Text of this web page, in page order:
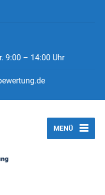
9:00 – 14:00 Uhr
MENÜ